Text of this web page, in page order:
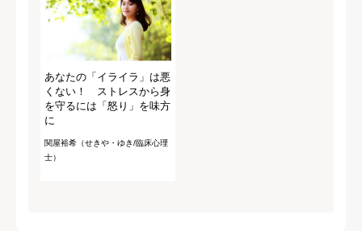
あなたの「イライラ」は悪
くない！ ストレスから身
を守るには「怒り」を味方
に
関屋裕希（せきや・ゆき/臨床心理
士）